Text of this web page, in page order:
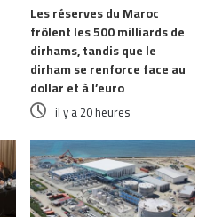
Les réserves du Maroc
frôlent les 500 milliards de
dirhams, tandis que le
dirham se renforce face au
dollar et à l’euro
il y a 20 heures